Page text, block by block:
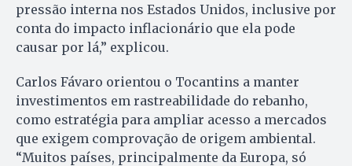
pressão interna nos Estados Unidos, inclusive por
conta do impacto inflacionário que ela pode
causar por lá,” explicou.
Carlos Fávaro orientou o Tocantins a manter
investimentos em rastreabilidade do rebanho,
como estratégia para ampliar acesso a mercados
que exigem comprovação de origem ambiental.
“Muitos países, principalmente da Europa, só